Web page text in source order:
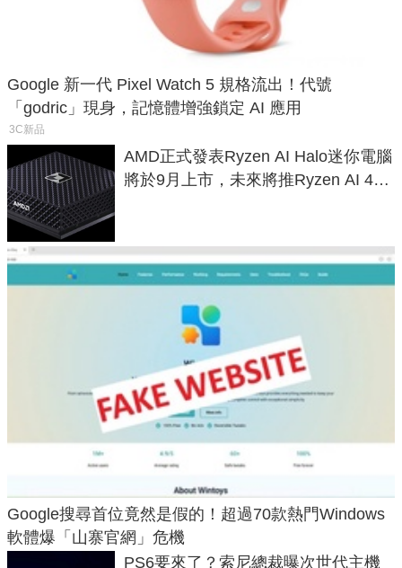
Google 新一代 Pixel Watch 5 規格流出！代號
「godric」現身，記憶體增強鎖定 AI 應用
3C新品
AMD正式發表Ryzen AI Halo迷你電腦
將於9月上市，未來將推Ryzen AI 400
Google搜尋首位竟然是假的！超過70款熱門Windows
軟體爆「山寨官網」危機
PS6要來了？索尼總裁曝次世代主機